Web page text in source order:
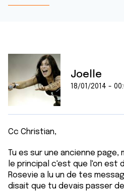
Joelle
18/01/2014 -
Cc Christian,
Tu es sur une ancienne page,
le principal c'est que l'on est
Rosevie a lu un de tes
disait que tu devais passer